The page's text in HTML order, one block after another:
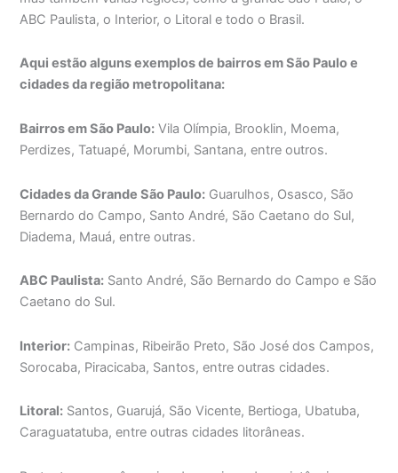
ABC Paulista, o Interior, o Litoral e todo o Brasil.
Aqui estão alguns exemplos de bairros em São Paulo e
cidades da região metropolitana:
Bairros em São Paulo: Vila Olímpia, Brooklin, Moema,
Perdizes, Tatuapé, Morumbi, Santana, entre outros.
Cidades da Grande São Paulo: Guarulhos, Osasco, São
Bernardo do Campo, Santo André, São Caetano do Sul,
Diadema, Mauá, entre outras.
ABC Paulista: Santo André, São Bernardo do Campo e São
Caetano do Sul.
Interior: Campinas, Ribeirão Preto, São José dos Campos,
Sorocaba, Piracicaba, Santos, entre outras cidades.
Litoral: Santos, Guarujá, São Vicente, Bertioga, Ubatuba,
Caraguatatuba, entre outras cidades litorâneas.